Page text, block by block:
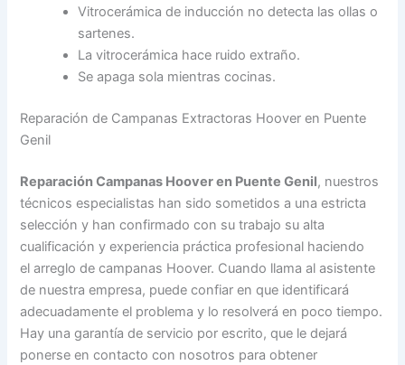
Vitrocerámica de inducción no detecta las ollas o
sartenes.
La vitrocerámica hace ruido extraño.
Se apaga sola mientras cocinas.
Reparación de Campanas Extractoras Hoover en Puente
Genil
Reparación Campanas Hoover en Puente Genil, nuestros
técnicos especialistas han sido sometidos a una estricta
selección y han confirmado con su trabajo su alta
cualificación y experiencia práctica profesional haciendo
el arreglo de campanas Hoover. Cuando llama al asistente
de nuestra empresa, puede confiar en que identificará
adecuadamente el problema y lo resolverá en poco tiempo.
Hay una garantía de servicio por escrito, que le dejará
ponerse en contacto con nosotros para obtener